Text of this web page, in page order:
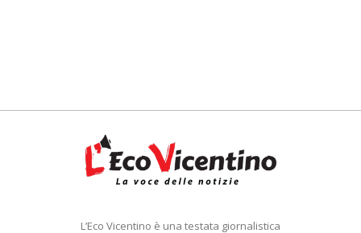
L’Eco Vicentino è una testata giornalistica